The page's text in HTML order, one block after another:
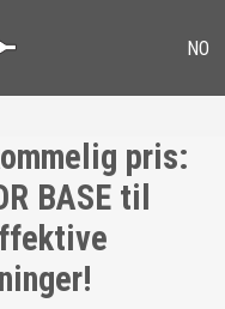
pris:
BASE til